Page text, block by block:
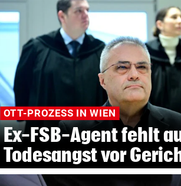
OTT-PROZESS IN WIEN
Ex-FSB-Agent fehlt
Todesangst vor